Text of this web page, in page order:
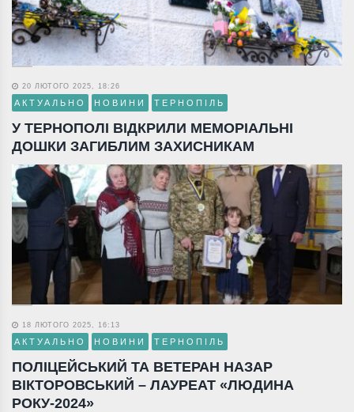
20 ЛЮТОГО 2025, 18:26
АКТУАЛЬНО НОВИНИ ТЕРНОПІЛЬ
У ТЕРНОПОЛІ ВІДКРИЛИ МЕМОРІАЛЬНІ
ДОШКИ ЗАГИБЛИМ ЗАХИСНИКАМ
18 ЛЮТОГО 2025, 16:13
АКТУАЛЬНО НОВИНИ ТЕРНОПІЛЬ
ПОЛІЦЕЙСЬКИЙ ТА ВЕТЕРАН НАЗАР
ВІКТОРОВСЬКИЙ – ЛАУРЕАТ «ЛЮДИНА
РОКУ-2024»